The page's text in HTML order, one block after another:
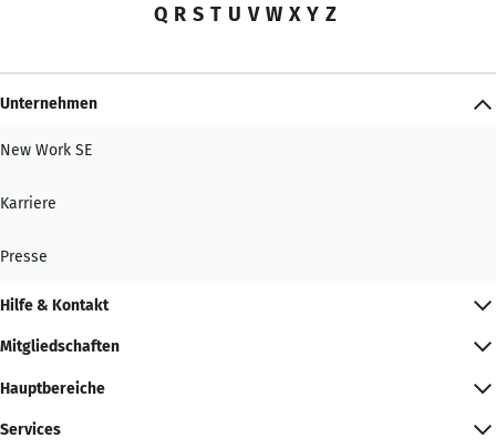
Q R S T U V W X Y Z
Unternehmen
New Work SE
Karriere
Presse
Hilfe & Kontakt
Mitgliedschaften
Hauptbereiche
Services